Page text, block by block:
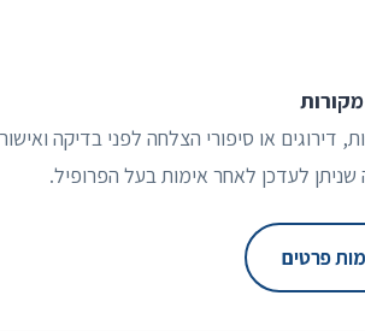
דירוגים או סיפורי הצלחה לפני בדיקה
שניתן לעדכן לאחר אימות בעל הפרופיל.
פרטים